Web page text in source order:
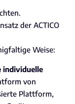
der ACTICO
Weise:
individuelle
von
Plattform,